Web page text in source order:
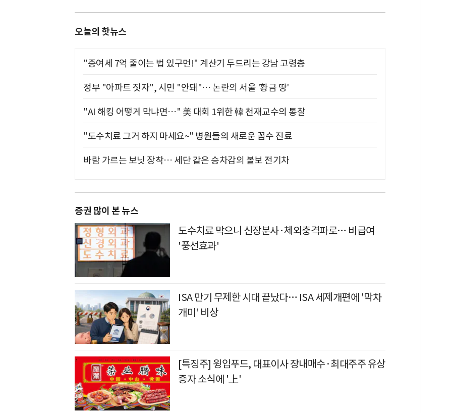
오늘의 핫뉴스
"증여세 7억 줄이는 법 있구먼!" 계산기 두드리는 강남 고령층
정부 "아파트 짓자", 시민 "안돼"… 논란의 서울 '황금 땅'
"AI 해킹 어떻게 막냐면…" 美 대회 1위한 韓 천재교수의 통찰
"도수치료 그거 하지 마세요~" 병원들의 새로운 꼼수 진료
바람 가르는 보닛 장착… 세단 같은 승차감의 볼보 전기차
증권 많이 본 뉴스
도수치료 막으니 신장분사·체외충격파로… 비급여
'풍선효과'
ISA 만기 무제한 시대 끝났다… ISA 세제개편에 '막차
개미' 비상
[특징주] 윙입푸드, 대표이사 장내매수·최대주주 유상
증자 소식에 '上'